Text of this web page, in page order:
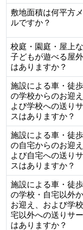
敷地面積は何平方
ルですか？
校庭・園庭・屋上
子どもが遊べる屋
はありますか？
施設による車・徒
の学校からのお迎
よび学校への送り
スはありますか？
施設による車・徒
の自宅からのお迎
よび自宅への送り
スはありますか？
施設による車・徒
の学校・自宅以外
お迎え、および学
宅以外への送りサ
はありますか？